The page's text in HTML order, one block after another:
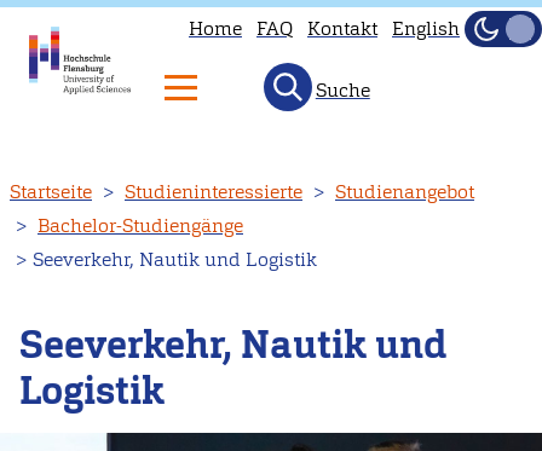
zum
Inhalt
Home FAQ Kontakt English
Hell
Suche
Startseite Studieninteressierte
Studienangebot
Bachelor-Studiengänge
Seeverkehr, Nautik und Logistik
Seeverkehr, Nautik und
Logistik